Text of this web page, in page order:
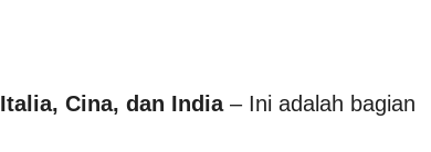
Cina, dan India– Ini adalah bagian